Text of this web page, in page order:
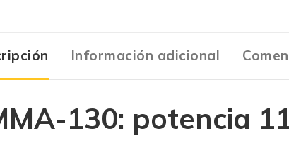
Información adicional
130: potencia